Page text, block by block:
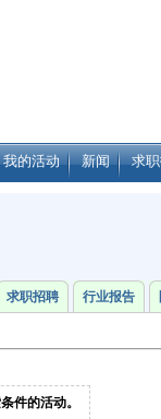
我的活动 新闻 求
求职招聘 行业报告
件的活动。